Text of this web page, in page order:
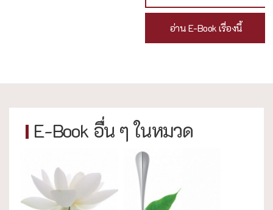
อ่าน E-Book เรื่องนี้
E-Book อื่น ๆ ในหมวด